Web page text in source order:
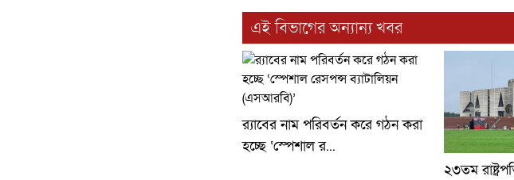
এই বিভাগের অন্যান্য খবর
র‍্যাবের নাম পরিবর্তন করে গঠন করা
হচ্ছে ‘স্পেশাল র...
২৩তম